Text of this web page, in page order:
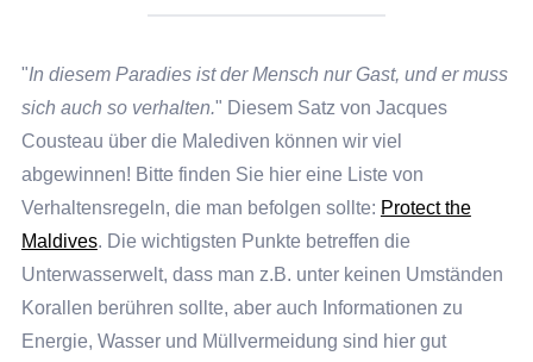
"In diesem Paradies ist der Mensch nur Gast, und er muss
sich auch so verhalten." Diesem Satz von Jacques
Cousteau über die Malediven können wir viel
abgewinnen! Bitte finden Sie hier eine Liste von
Verhaltensregeln, die man befolgen sollte: Protect the
Maldives. Die wichtigsten Punkte betreffen die
Unterwasserwelt, dass man z.B. unter keinen Umständen
Korallen berühren sollte, aber auch Informationen zu
Energie, Wasser und Müllvermeidung sind hier gut